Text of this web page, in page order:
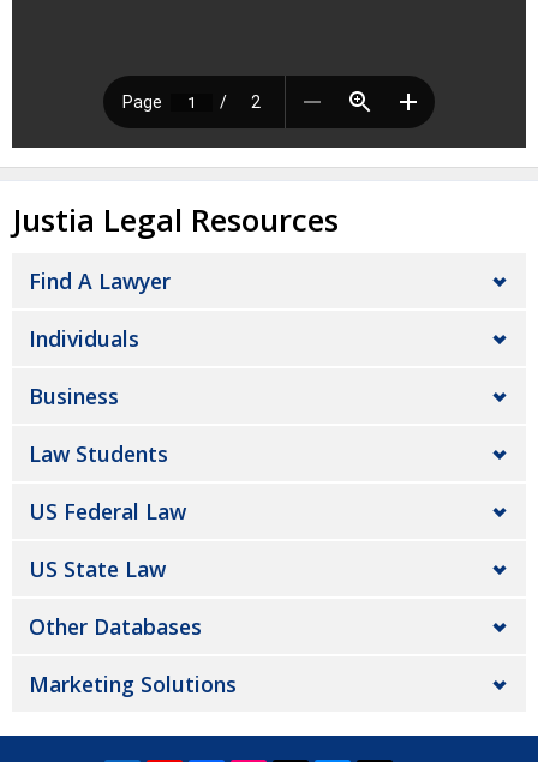
Justia Legal Resources
Find A Lawyer
Individuals
Business
Law Students
US Federal Law
US State Law
Other Databases
Marketing Solutions